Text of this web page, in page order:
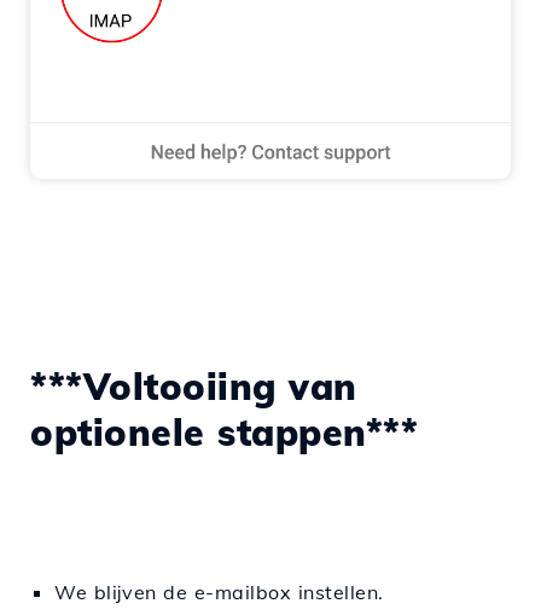
***Voltooiing van
optionele stappen***
We blijven de e-mailbox instellen.